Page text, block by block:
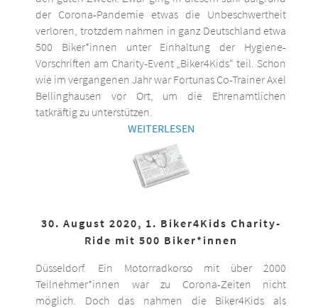
der Corona-Pandemie etwas die Unbeschwertheit
verloren, trotzdem nahmen in ganz Deutschland etwa
500 Biker*innen unter Einhaltung der Hygiene-
Vorschriften am Charity-Event „Biker4Kids“ teil. Schon
wie im vergangenen Jahr war Fortunas Co-Trainer Axel
Bellinghausen vor Ort, um die Ehrenamtlichen
tatkräftig zu unterstützen.
WEITERLESEN
30. August 2020, 1. Biker4Kids Charity-
Ride mit 500 Biker*innen
Düsseldorf. Ein Motorradkorso mit über 2000
Teilnehmer*innen war zu Corona-Zeiten nicht
möglich. Doch das nahmen die Biker4Kids als